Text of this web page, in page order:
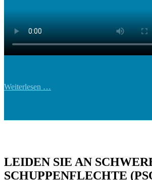
Weiterlesen …
LEIDEN SIE AN
SCHUPPENFLECHTE